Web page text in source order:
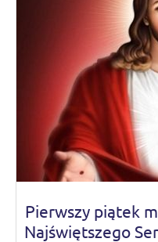
Pierwszy piątek
Najświętszego